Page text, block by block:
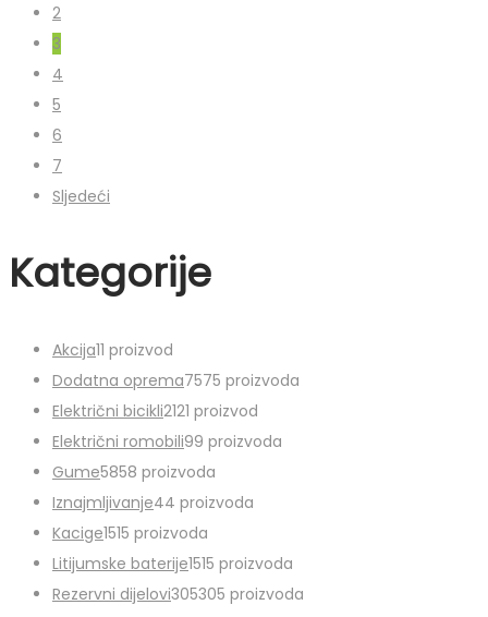
2
3
4
5
6
7
Sljedeći
Kategorije
Akcija11 proizvod
Dodatna oprema7575 proizvoda
Električni bicikli2121 proizvod
Električni romobili99 proizvoda
Gume5858 proizvoda
Iznajmljivanje44 proizvoda
Kacige1515 proizvoda
Litijumske baterije1515 proizvoda
Rezervni dijelovi305305 proizvoda